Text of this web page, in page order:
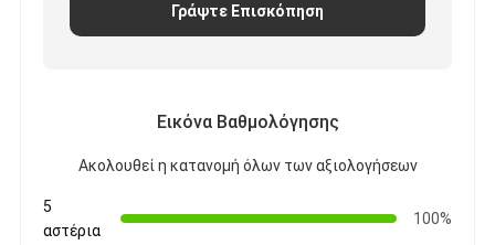
Ταινία μόνωσης υφασμάτων γυαλιού
Κολλητική ταινία υφασμάτων γυαλιού
Κολλητική ταινία ταινιών Polyimide
Κολλητική ταινία φύλλων αλουμινίου αργιλίου
Γράψτε Επισκόπηση
Εικόνα Βαθμολόγησης
Ακολουθεί η κατανομή όλων των αξιολογήσεων
5
αστέρια
100%